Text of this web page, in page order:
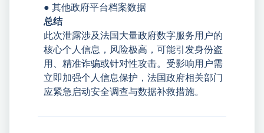
● 其他政府平台档案数据
总结
此次泄露涉及法国大量政府数字服务用户的
核心个人信息，风险极高，可能引发身份盗
用、精准诈骗或针对性攻击。受影响用户需
立即加强个人信息保护，法国政府相关部门
应紧急启动安全调查与数据补救措施。